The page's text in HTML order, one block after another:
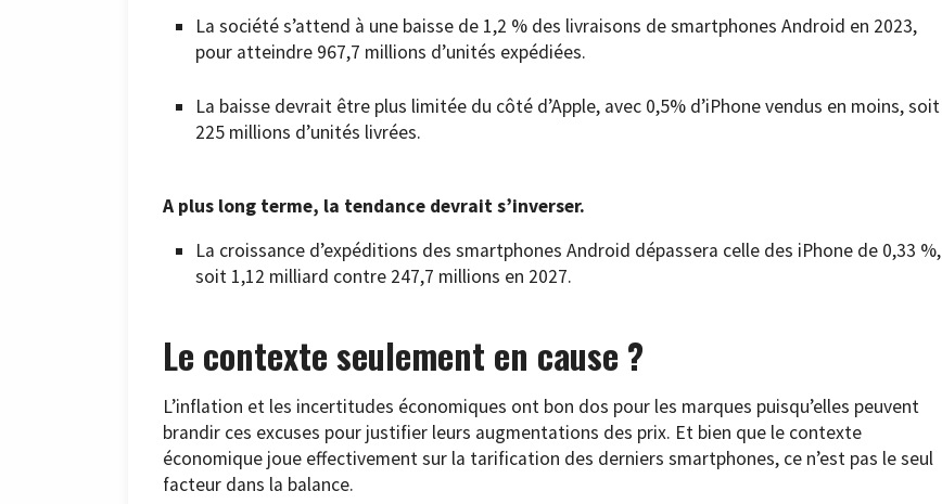
La société s’attend à une baisse de 1,2 % des livraisons de smartphones Android en 2023,
pour atteindre 967,7 millions d’unités expédiées.
La baisse devrait être plus limitée du côté d’Apple, avec 0,5% d’iPhone vendus en moins, soit
225 millions d’unités livrées.
A plus long terme, la tendance devrait s’inverser.
La croissance d’expéditions des smartphones Android dépassera celle des iPhone de 0,33 %,
soit 1,12 milliard contre 247,7 millions en 2027.
Le contexte seulement en cause ?
L’inflation et les incertitudes économiques ont bon dos pour les marques puisqu’elles peuvent
brandir ces excuses pour justifier leurs augmentations des prix. Et bien que le contexte
économique joue effectivement sur la tarification des derniers smartphones, ce n’est pas le seul
facteur dans la balance.